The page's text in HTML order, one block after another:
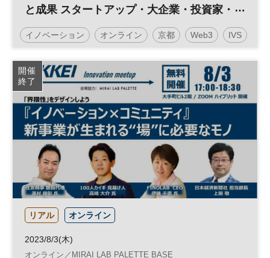
と成果 スタートアップ・大企業・投資家・
行政などから参加者１万人超 京都、熱狂
の３日間 クリプト関連拡充 国際化、一段
と サイドイベントも目白押し ◆日経イノ
ベーション・ミートアップ◆
イノベーション オンライン 京都 Web3 IVS
暗号資産 平日夕方開催
日経イノベーション・ミートアップ ブロックチェーン
仮想通貨 テクノロジー スタートアップ
グローバル 参加無料 平日夜開催
開催
終了
リアル オンライン
2023/8/3(木)
オンライン／MIRAI LAB PALETTE BASE